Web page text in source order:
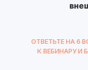
ОТВЕТЬТЕ НА 6
К ВЕБИНАРУ